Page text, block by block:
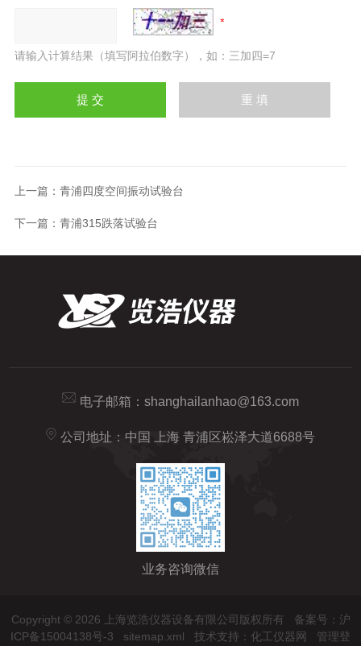
请输入计算结果（填写阿拉伯数字），如：三加四=7
上一篇： 青浦四度空间振动试验台
下一篇： 青浦315跌落试验台
电子邮箱： shanghailanhao@163.com
公司地址：中国 上海 青浦区崧泽大道6688号
业务咨询微信
Copyright © 2026 上海览浩仪器设备有限公司版权所有 备案号：沪
ICP备15004138号-3
sitemap.xml 技术支持： 化工仪器网 管理登